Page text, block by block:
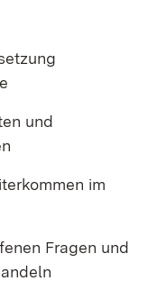
und
im
Fragen und